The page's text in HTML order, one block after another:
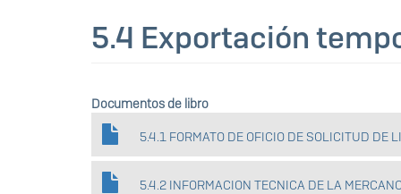
5.4 Exportación
Documentos de libro
5.4.1 FORMATO DE OFICIO DE SOLICITUD DE
5.4.2 INFORMACION TECNICA DE LA